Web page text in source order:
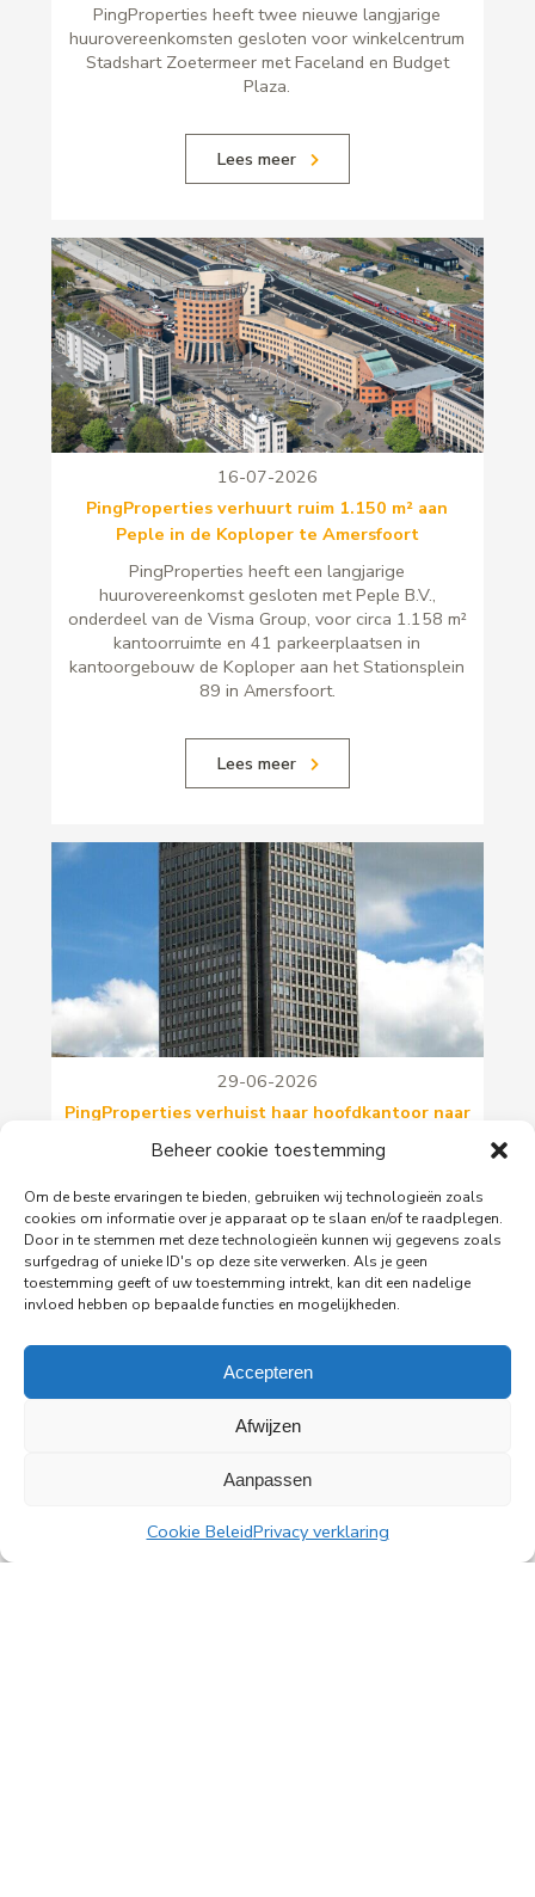
Beheer cookie toestemming
Om de beste ervaringen te bieden, gebruiken wij technologieën zoals
cookies om informatie over je apparaat op te slaan en/of te raadplegen.
Door in te stemmen met deze technologieën kunnen wij gegevens zoals
surfgedrag of unieke ID's op deze site verwerken. Als je geen
toestemming geeft of uw toestemming intrekt, kan dit een nadelige
invloed hebben op bepaalde functies en mogelijkheden.
Accepteren
Afwijzen
Aanpassen
Cookie BeleidPrivacy verklaring
PingProperties heeft twee nieuwe langjarige
huurovereenkomsten gesloten voor winkelcentrum
Stadshart Zoetermeer met Faceland en Budget
Plaza.
Lees meer
16-07-2026
PingProperties verhuurt ruim 1.150 m² aan
Peple in de Koploper te Amersfoort
PingProperties heeft een langjarige
huurovereenkomst gesloten met Peple B.V.,
onderdeel van de Visma Group, voor circa 1.158 m²
kantoorruimte en 41 parkeerplaatsen in
kantoorgebouw de Koploper aan het Stationsplein
89 in Amersfoort.
Lees meer
29-06-2026
PingProperties verhuist haar hoofdkantoor naar
de Rembrandttoren in Amsterdam
in de Rembrandttoren (Rembrandt Tower), het
iconische gebouw aan het Amstelplein in
Amsterdam.
Alle nieuwsberichten